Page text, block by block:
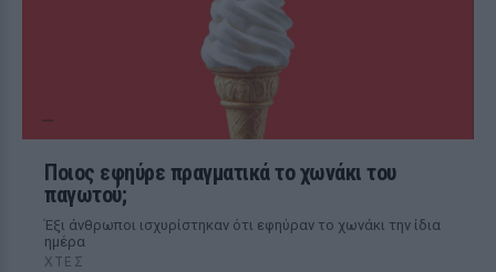
Ποιος εφηύρε πραγματικά το χωνάκι του
παγωτού;
Έξι άνθρωποι ισχυρίστηκαν ότι εφηύραν το χωνάκι την ίδια
ημέρα
ΧΤΕΣ